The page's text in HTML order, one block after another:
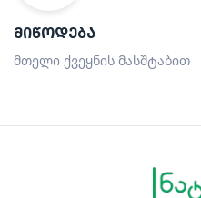
ᲛᲘᲬᲝᲓᲔᲑᲐ
მთელი ქვეყნის მასშტაბით